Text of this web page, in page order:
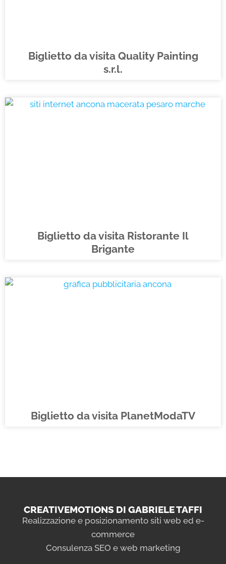
Biglietto da visita Quality Painting
s.r.l.
Biglietto da visita Ristorante Il
Brigante
Biglietto da visita PlanetModaTV
CREATIVEMOTIONS DI GABRIELE TAFFI
Realizzazione e posizionamento siti web ed e-
commerce
Consulenza SEO e web marketing